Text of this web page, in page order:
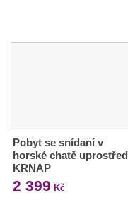
Pobyt se snídaní v
horské chatě uprostřed
KRNAP
2 399 Kč